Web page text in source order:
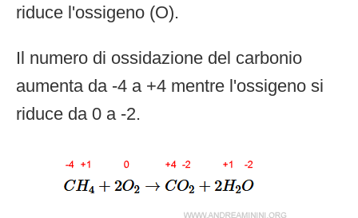
riduce l'ossigeno (O).
Il numero di ossidazione del carbonio
aumenta da -4 a +4 mentre l'ossigeno si
riduce da 0 a -2.